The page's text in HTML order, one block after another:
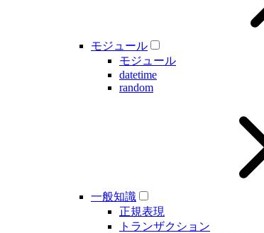
モジュール
モジュール
datetime
random
一般知識
正規表現
トランザクション